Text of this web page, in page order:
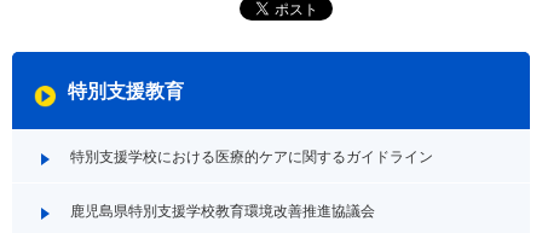
特別支援教育
特別支援学校における医療的ケアに関するガイドライン
鹿児島県特別支援学校教育環境改善推進協議会